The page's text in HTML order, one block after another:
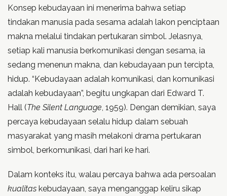
Konsep kebudayaan ini menerima bahwa setiap
tindakan manusia pada sesama adalah lakon penciptaan
makna melalui tindakan pertukaran simbol. Jelasnya,
setiap kali manusia berkomunikasi dengan sesama, ia
sedang menenun makna, dan kebudayaan pun tercipta,
hidup. “Kebudayaan adalah komunikasi, dan komunikasi
adalah kebudayaan”, begitu ungkapan dari Edward T.
Hall (The Silent Language , 1959). Dengan demikian, saya
percaya kebudayaan selalu hidup dalam sebuah
masyarakat yang masih melakoni drama pertukaran
simbol, berkomunikasi, dari hari ke hari.
Dalam konteks itu, walau percaya bahwa ada persoalan
kualitas kebudayaan, saya menganggap keliru sikap